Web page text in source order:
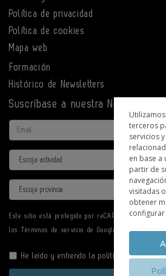
Política de privacidad
Política de cookies
Mapa web
Formación
Histórico de Newsletters
Suscríbase a nuestra Newsletter
Email
Actividad
Provincia
Este sitio está protegido por reCAPTCHA y se
los Términos de servicio de Google.
He leído y entiendo lapolítica de
terceros
servicios
en base
partir de
visitadas
obtener